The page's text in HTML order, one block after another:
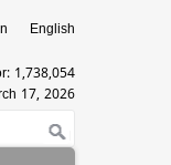
English
1,738,054
17, 2026